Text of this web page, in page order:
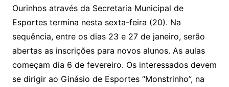
Ourinhos através da Secretaria Municipal de
Esportes termina nesta sexta-feira (20). Na
sequência, entre os dias 23 e 27 de janeiro, serão
abertas as inscrições para novos alunos. As aulas
começam dia 6 de fevereiro. Os interessados devem
se dirigir ao Ginásio de Esportes “Monstrinho”, na